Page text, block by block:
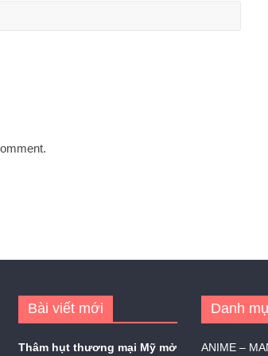
Bài viết mới
Thâm hụt thương mại Mỹ mở
Danh
ANIME –